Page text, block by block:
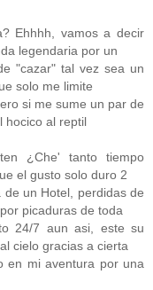
Ehhhh, vamos a decir
legendaria por un
"cazar" tal vez sea un
solo me limite
si me sume un par de
hocico al reptil
¿Che' tanto tiempo
el gusto solo duro 2
un Hotel, perdidas de
picaduras de toda
24/7 aun asi, este su
cielo gracias a cierta
en mi aventura por una